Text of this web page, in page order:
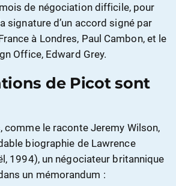
de négociation difficile, pour
signature d’un accord signé par
à Londres, Paul Cambon, et le
Office, Edward Grey.
de Picot sont
comme le raconte Jeremy Wilson,
biographie de Lawrence
1994), un négociateur britannique
un mémorandum :